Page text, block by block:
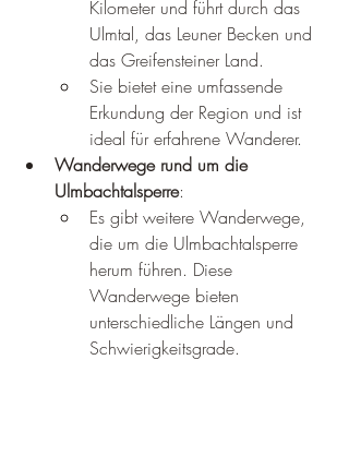
Kilometer und führt durch das
Ulmtal, das Leuner Becken und
das Greifensteiner Land.
Sie bietet eine umfassende
Erkundung der Region und ist
ideal für erfahrene Wanderer.
Wanderwege rund um die
Ulmbachtalsperre:
Es gibt weitere Wanderwege,
die um die Ulmbachtalsperre
herum führen. Diese
Wanderwege bieten
unterschiedliche Längen und
Schwierigkeitsgrade.